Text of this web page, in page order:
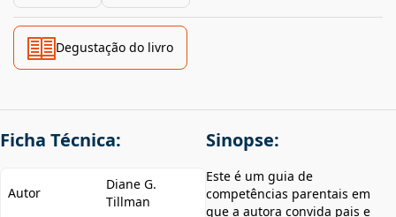
Degustação do livro
Ficha Técnica:
Autor
Diane G.
Tillman
Sinopse:
Este é um guia de
competências parentais em
que a autora convida pais e